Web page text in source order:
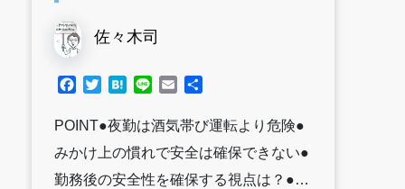
佐々木司
Facebook
TwitterHatena
Line Email
POINT●夜勤は酒気帯び運転より危険●
みかけ上の慣れで安全は確保できない●
勤務後の安全性を確保する視点は？●…